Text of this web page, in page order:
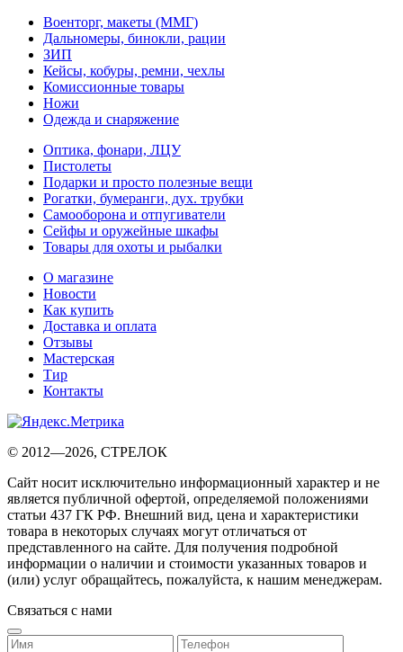
Военторг, макеты (ММГ)
Дальномеры, бинокли, рации
ЗИП
Кейсы, кобуры, ремни, чехлы
Комиссионные товары
Ножи
Одежда и снаряжение
Оптика, фонари, ЛЦУ
Пистолеты
Подарки и просто полезные вещи
Рогатки, бумеранги, дух. трубки
Самооборона и отпугиватели
Сейфы и оружейные шкафы
Товары для охоты и рыбалки
О магазине
Новости
Как купить
Доставка и оплата
Отзывы
Мастерская
Тир
Контакты
© 2012—2026, СТРЕЛОК
Сайт носит исключительно информационный характер и не
является публичной офертой, определяемой положениями
статьи 437 ГК РФ. Внешний вид, цена и характеристики
товара в некоторых случаях могут отличаться от
представленного на сайте. Для получения подробной
информации о наличии и стоимости указанных товаров и
(или) услуг обращайтесь, пожалуйста, к нашим менеджерам.
Связаться с нами